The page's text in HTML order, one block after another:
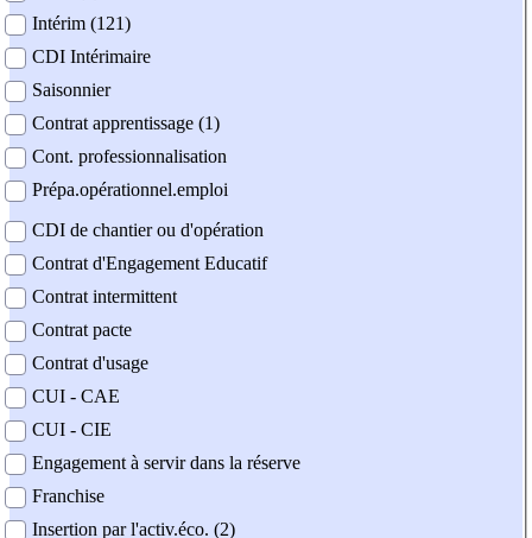
Intérim (121)
CDI Intérimaire
Saisonnier
Contrat apprentissage (1)
Cont. professionnalisation
Prépa.opérationnel.emploi
CDI de chantier ou d'opération
Contrat d'Engagement Educatif
Contrat intermittent
Contrat pacte
Contrat d'usage
CUI - CAE
CUI - CIE
Engagement à servir dans la réserve
Franchise
Insertion par l'activ.éco. (2)